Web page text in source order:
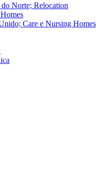
Norte; Relocation
Care e Nursing Homes